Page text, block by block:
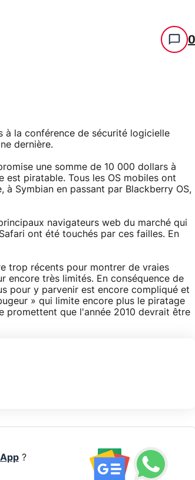
0
à la conférence de sécurité logicielle
dernière.
une somme de 10 000 dollars à
piratable. Tous les OS mobiles ont
à Symbian en passant par Blackberry OS,
navigateurs web du marché qui
ont été touchés par ces failles. En
trop récents pour montrer de vraies
encore très limités. En conséquence de
pour y parvenir est encore compliqué et
» qui limite encore plus le piratage
promettent que l'année 2010 devrait être
?